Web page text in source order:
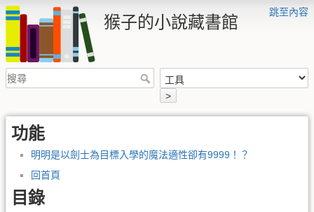
跳至內容
猴子的小說藏書館
>
功能
明明是以劍士為目標入學的魔法適性卻有9999！？
回首頁
目錄